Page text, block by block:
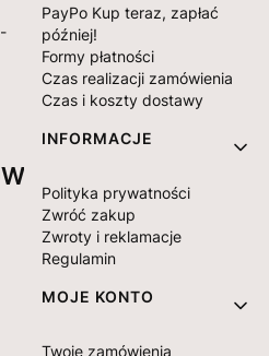
PayPo Kup teraz, zapłać
później!
Formy płatności
Czas realizacji zamówienia
Czas i koszty dostawy
INFORMACJE
Polityka prywatności
Zwróć zakup
Zwroty i reklamacje
Regulamin
MOJE KONTO
Twoje zamówienia